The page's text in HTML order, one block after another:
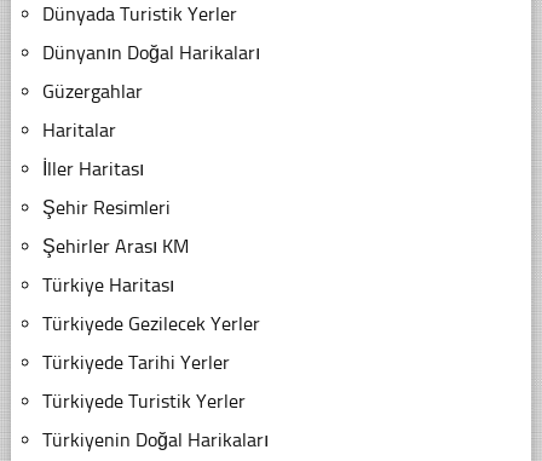
Dünyada Turistik Yerler
Dünyanın Doğal Harikaları
Güzergahlar
Haritalar
İller Haritası
Şehir Resimleri
Şehirler Arası KM
Türkiye Haritası
Türkiyede Gezilecek Yerler
Türkiyede Tarihi Yerler
Türkiyede Turistik Yerler
Türkiyenin Doğal Harikaları